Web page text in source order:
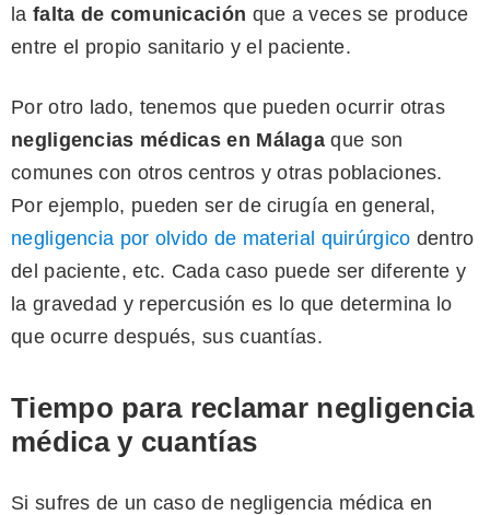
la falta de comunicación que a veces se produce
entre el propio sanitario y el paciente.
Por otro lado, tenemos que pueden ocurrir otras
negligencias médicas en Málagaque son
comunes con otros centros y otras poblaciones.
Por ejemplo, pueden ser de cirugía en general,
negligencia por olvido de material quirúrgico dentro
del paciente, etc. Cada caso puede ser diferente y
la gravedad y repercusión es lo que determina lo
que ocurre después, sus cuantías.
Tiempo para reclamar negligencia
médica y cuantías
Si sufres de un caso de negligencia médica en